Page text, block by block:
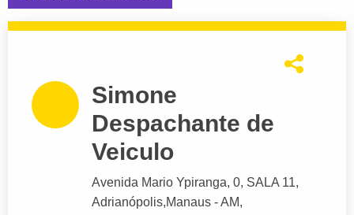
Simone
Despachante de
Veiculo
Avenida Mario Ypiranga, 0, SALA 11,
Adrianópolis,Manaus - AM,